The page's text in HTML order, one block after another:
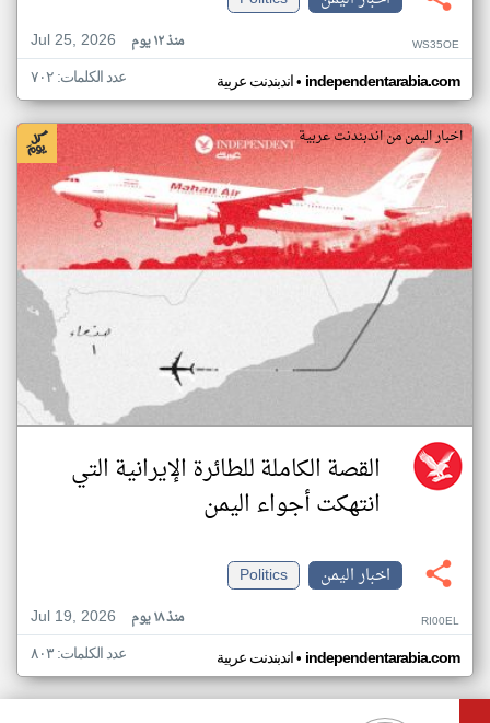
Jul 25, 2026
منذ ١٢ يوم WS35OE
اندبندنت عربية• independentarabia.com عدد الكلمات: ٧٠٢
اخبار اليمن من اندبندنت عربية
القصة الكاملة للطائرة الإيرانية التي
انتهكت أجواء اليمن
اخبار اليمن
Politics
Jul 19, 2026
منذ ١٨ يوم RI00EL
اندبندنت عربية• independentarabia.com عدد الكلمات: ٨٠٣